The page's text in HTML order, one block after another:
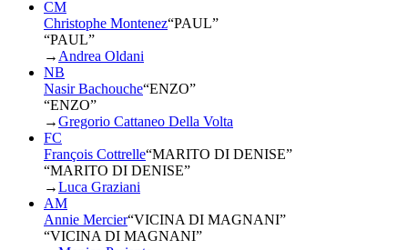
CM
Christophe Montenez“PAUL”
“PAUL”
→ Andrea Oldani
NB
Nasir Bachouche“ENZO”
“ENZO”
→Gregorio Cattaneo Della Volta
FC
François Cottrelle“MARITO DI DENISE”
“MARITO DI DENISE”
→Luca Graziani
AM
Annie Mercier“VICINA DI MAGNANI”
“VICINA DI MAGNANI”